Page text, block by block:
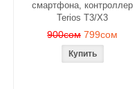
смартфона, контроллер
Terios T3/X3
900сом 799сом